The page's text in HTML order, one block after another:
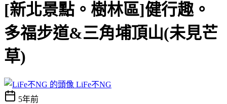
[新北景點。樹林區]健行趣。
多福步道&三角埔頂山(未見芒
草)
LiFe不NG
5年前